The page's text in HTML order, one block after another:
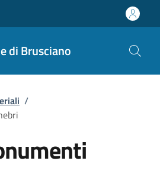
di Brusciano
/